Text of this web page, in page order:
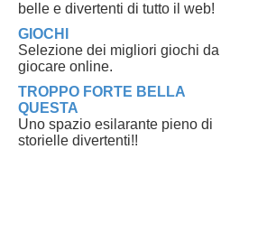
belle e divertenti di tutto il web!
GIOCHI
Selezione dei migliori giochi da
giocare online.
TROPPO FORTE BELLA
QUESTA
Uno spazio esilarante pieno di
storielle divertenti!!